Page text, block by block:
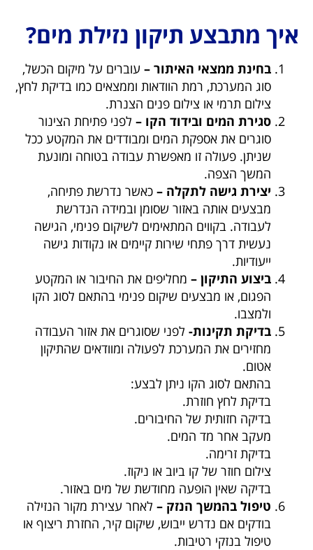
איך מתבצע תיקון נזילת מים?
בחינת ממצאי האיתור – עוברים על מיקום הכשל,
סוג המערכת, רמת הוודאות וממצאים כמו בדיקת לחץ,
צילום תרמי או צילום פנים הצנרת.
סגירת המים ובידוד הקו – לפני פתיחת הצינור
סוגרים את אספקת המים ומבודדים את המקטע ככל
שניתן. פעולה זו מאפשרת עבודה בטוחה ומונעת
המשך הצפה.
יצירת גישה לתקלה – כאשר נדרשת פתיחה,
מבצעים אותה באזור שסומן ובמידה הנדרשת
לעבודה. בקווים המתאימים לשיקום פנימי, הגישה
נעשית דרך פתחי שירות קיימים או נקודות גישה
ייעודיות.
ביצוע התיקון – מחליפים את החיבור או המקטע
הפגום, או מבצעים שיקום פנימי בהתאם לסוג הקו
ולמצבו.
בדיקת תקינות- לפני שסוגרים את אזור העבודה
מחזירים את המערכת לפעולה ומוודאים שהתיקון
אטום.
בהתאם לסוג הקו ניתן לבצע:
בדיקת לחץ חוזרת.
בדיקה חזותית של החיבורים.
מעקב אחר מד המים.
בדיקת זרימה.
צילום חוזר של קו ביוב או ניקוז.
בדיקה שאין הופעה מחודשת של מים באזור.
טיפול בהמשך הנזק – לאחר עצירת מקור הנזילה
בודקים אם נדרש ייבוש, שיקום קיר, החזרת ריצוף או
טיפול בנזקי רטיבות.